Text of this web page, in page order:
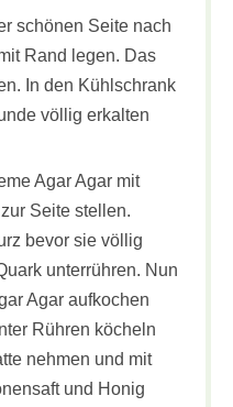
schönen Seite nach
Rand legen. Das
In den Kühlschrank
völlig erkalten
Agar Agar mit
Seite stellen.
bevor sie völlig
unterrühren. Nun
Agar aufkochen
Rühren köcheln
nehmen und mit
und Honig